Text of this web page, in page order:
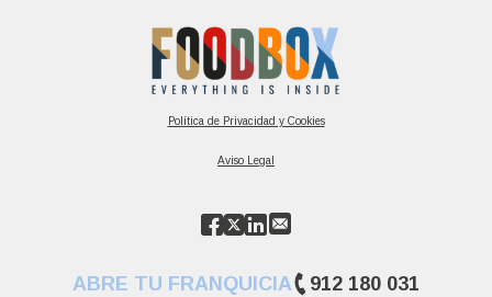
ABRE TU FRANQUICIA
912 180 031
Política de Privacidad y Cookies
Aviso Legal